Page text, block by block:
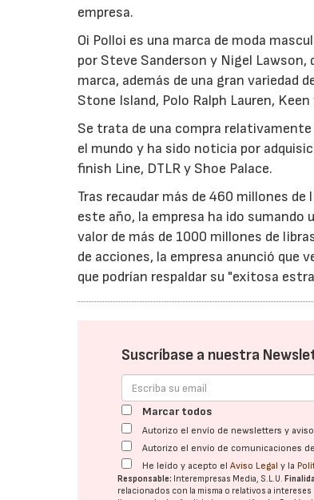
empresa.
Oi Polloi es una marca de moda
por Steve Sanderson y Nigel
marca, además de una gran variedad
Stone Island, Polo Ralph Lauren,
Se trata de una compra
el mundo y ha sido noticia por
finish Line, DTLR y Shoe Palace.
Tras recaudar más de 460 millones
este año, la empresa ha ido sumando
valor de más de 1000 millones de
de acciones, la empresa anunció que
que podrían respaldar su "exitosa
Suscríbase a nuestra
Marcar todos
Autorizo el envío de newsletters y
Autorizo el envío de comunicaciones
He leído y acepto elAviso Legal y la
Responsable: Interempresas Media, S.L.U.
relacionados con la misma o relativos a